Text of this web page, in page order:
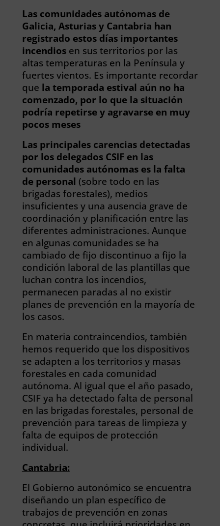
Las comunidades autónomas de
Galicia, Asturias y Cantabria han
registrado estos días importantes
incendiosen sus territorios por las
altas temperaturas en la Península y
fuertes vientos. Es importante recordar
que la temporada estival aún no ha
comenzado, por lo que la situación
podría repetirse y agravarse en muy
pocos meses
Las principales carencias detectadas
por los delegados CSIF en las
comunidades autónomas es la falta
de personal (sobre todo en las
brigadas forestales), medios
insuficientes y una ausencia grave de
coordinación y planificación entre las
diferentes administraciones. Aunque
en algunas comunidades se ha
cambiado de fijo discontinuo a fijo la
condición laboral de las plantillas que
luchan contra los incendios,
permanecen paradas al no existir
planes de prevención en la mayoría de
los casos.
En materia contraincendios, también
hemos requerido que los dispositivos
se adapten a los territorios y masas
forestales en cada comunidad
autónoma. Al igual que el año pasado,
CSIF ya ha detectado falta de personal
en las brigadas forestales, personal de
prevención para tareas de limpieza y
falta de equipos de protección
individual.
Cantabria:
El Gobierno autonómico se encuentra
diseñando un plan específico de
trabajos de prevención en zonas